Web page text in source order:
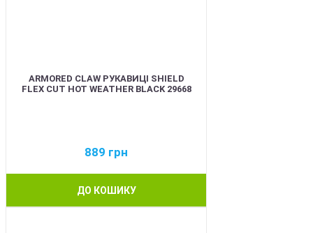
ARMORED CLAW РУКАВИЦІ SHIELD
FLEX CUT HOT WEATHER BLACK 29668
889 грн
ДО КОШИКУ